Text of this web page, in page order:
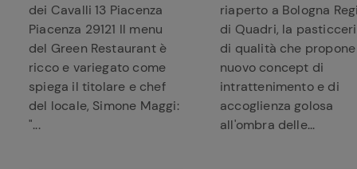
dei Cavalli 13 Piacenza
Piacenza 29121 Il menu
del Green Restaurant è
ricco e variegato come
spiega il titolare e chef
del locale, Simone Maggi:
"...
riaperto a Bologna
di Quadri, la
di qualità che
nuovo concept di
intrattenimento e di
accoglienza golosa
all'ombra delle...